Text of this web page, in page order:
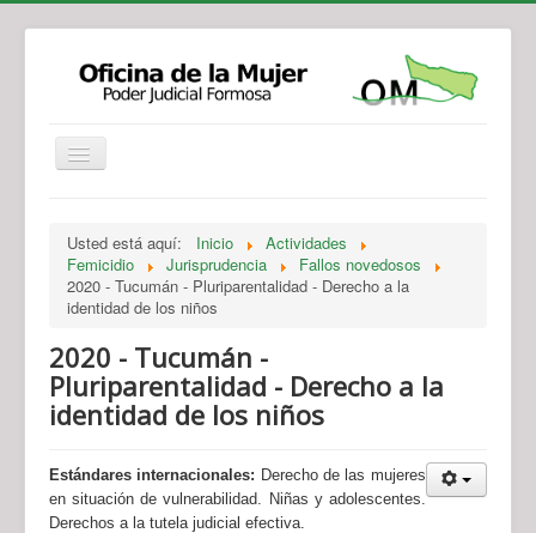
Legislación
Novedades
Recursos y Servicios de Atención
Contacto
Usted está aquí: Inicio
Actividades
Femicidio
Jurisprudencia
Fallos novedosos
2020 - Tucumán - Pluriparentalidad - Derecho a la
identidad de los niños
2020 - Tucumán -
Pluriparentalidad - Derecho a la
identidad de los niños
Estándares internacionales: Derecho de las mujeres
en situación de vulnerabilidad. Niñas y adolescentes.
Derechos a la tutela judicial efectiva.